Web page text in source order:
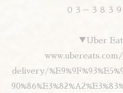
０３－３８３
▼Uber
delivery/